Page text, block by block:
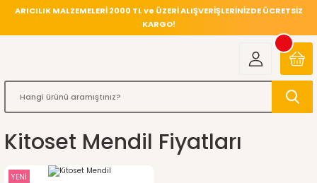
ARICILIK MALZEMELERİ 2000 TL ve ÜZERİ ALIŞVERİŞLERİNİZDE ÜCRETSİZ
KARGO!
Kitoset Mendil Fiyatları
YENİ